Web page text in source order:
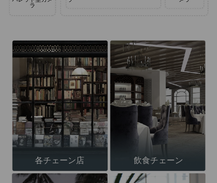
ラ
各チェーン店 飲食チェーン